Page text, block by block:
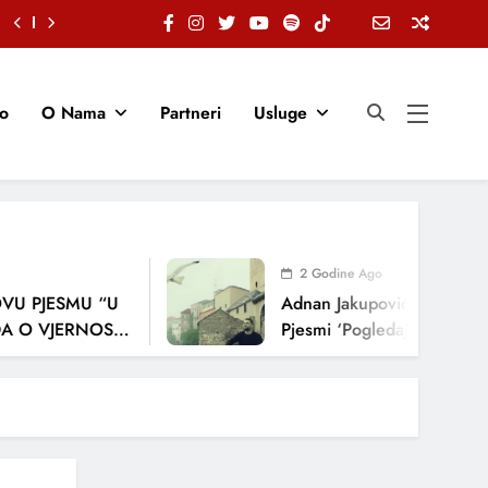
O Nama Partneri Usluge
“U
2 Godine Ago
Adnan Jakupović Donosi
Pjesmi ‘Pogledaj Me’